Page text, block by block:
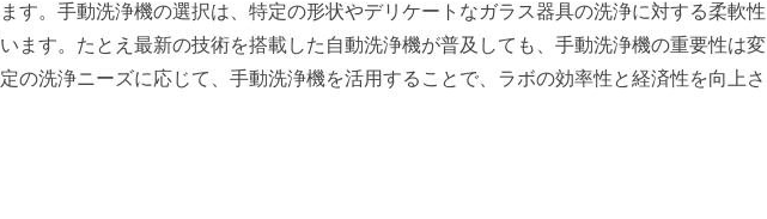
す。手動洗浄機の選択は、特定の形状やデリケートなガラス器具の洗浄に対する柔軟性
ます。たとえ最新の技術を搭載した自動洗浄機が普及しても、手動洗浄機の重要性は変
の洗浄ニーズに応じて、手動洗浄機を活用することで、ラボの効率性と経済性を向上さ